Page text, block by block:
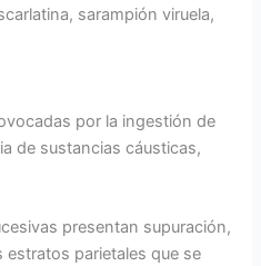
sarampión viruela,
por la ingestión de
de sustancias cáusticas,
presentan supuración,
parietales que se